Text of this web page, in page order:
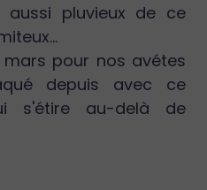
aussi pluvieux de ce
mars pour nos avétes
depuis avec ce
s'étire au-delà de